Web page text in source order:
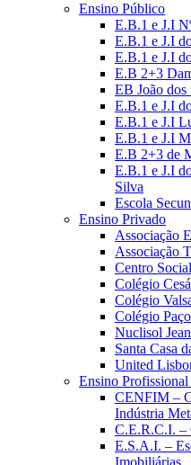
Ensino Público
E.B.1 e J.I
E.B.1 e J.I
E.B.1 e J.I
E.B 2+3
EB João dos
E.B.1 e J.I
E.B.1 e J.I
E.B.1 e J.I
E.B 2+3 de
E.B.1 e J.I
Silva
Escola
Ensino Privado
Associação
Associação
Centro
Colégio
Colégio
Colégio
Nuclisol
Santa Casa
United
Ensino
CENFIM –
Indústria
C.E.R.C.I. –
E.S.A.I. –
Imobiliárias